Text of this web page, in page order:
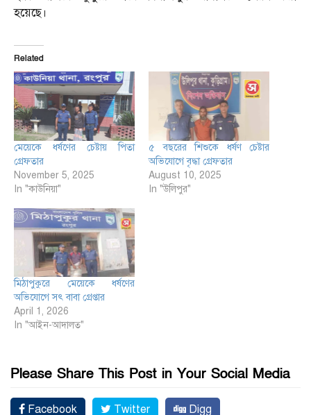
হয়েছে।
Related
মেয়েকে ধর্ষণের চেষ্টায় পিতা
গ্রেফতার
November 5, 2025
In "কাউনিয়া"
৫ বছ‌রের শিশু‌কে ধর্ষণ চেষ্টার
অ‌ভি‌যো‌গে বৃদ্ধা গ্রেফতার
August 10, 2025
In "উলিপুর"
মিঠাপুকুরে মেয়েকে ধর্ষণের
অভিযোগে সৎ বাবা গ্রেপ্তার
April 1, 2026
In "আইন-আদালত"
Please Share This Post in Your Social Media
Facebook Twitter Digg